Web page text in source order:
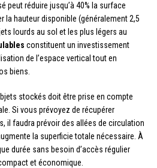
peut réduire jusqu’à 40% la surface
la hauteur disponible (généralement 2,5
lourds au sol et les plus légers au
constituent un investissement
de l’espace vertical tout en
biens.
stockés doit être prise en compte
Si vous prévoyez de récupérer
il faudra prévoir des allées de circulation
la superficie totale nécessaire. À
durée sans besoin d’accès régulier
et économique.